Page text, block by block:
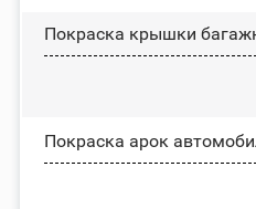
Покраска крышки
Покраска арок